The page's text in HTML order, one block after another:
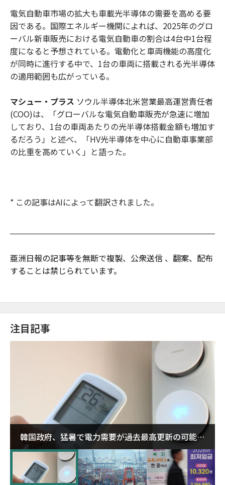
電気自動車市場の拡大も車載光半導体の需要を高める要
因である。国際エネルギー機関によれば、2025年のグロ
ーバル新車販売における電気自動車の割合は4台中1台程
度になると予想されている。電動化と車両機能の高度化
が同時に進行する中で、1台の車両に搭載される光半導体
の適用範囲も広がっている。
マシュー・プラス ソウル半導体北米営業最高運営責任者
(COO)は、「グローバルな電気自動車販売が急速に増加
しており、1台の車両あたりの光半導体搭載金額も増加す
るだろう」と述べ、「HV光半導体を中心に自動車事業部
の比重を高めていく」と語った。
* この記事はAIによって翻訳されました。
亜洲日報の記事等を無断で複製、公衆送信 、翻案、配布
することは禁じられています。
注目記事
韓国政府、猛暑で電力需要が過去最高更新の可能性
に需給対応体制を点検